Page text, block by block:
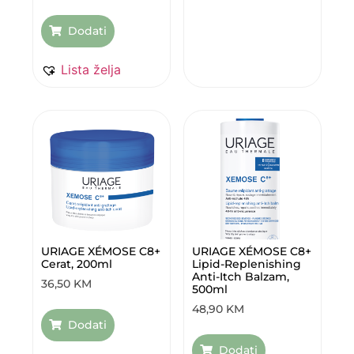
Dodati
Lista želja
URIAGE XÉMOSE C8+
Cerat, 200ml
36,50 KM
Dodati
URIAGE XÉMOSE C8+
Lipid-Replenishing
Anti-Itch Balzam,
500ml
48,90 KM
Dodati